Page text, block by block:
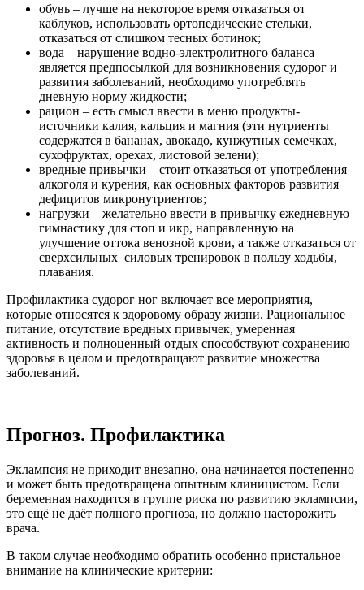
обувь – лучше на некоторое время отказаться от
каблуков, использовать ортопедические стельки,
отказаться от слишком тесных ботинок;
вода – нарушение водно-электролитного баланса
является предпосылкой для возникновения судорог и
развития заболеваний, необходимо употреблять
дневную норму жидкости;
рацион – есть смысл ввести в меню продукты-
источники калия, кальция и магния (эти нутриенты
содержатся в бананах, авокадо, кунжутных семечках,
сухофруктах, орехах, листовой зелени);
вредные привычки – стоит отказаться от употребления
алкоголя и курения, как основных факторов развития
дефицитов микронутриентов;
нагрузки – желательно ввести в привычку ежедневную
гимнастику для стоп и икр, направленную на
улучшение оттока венозной крови, а также отказаться от
сверхсильных силовых тренировок в пользу ходьбы,
плавания.
Профилактика судорог ног включает все мероприятия,
которые относятся к здоровому образу жизни. Рациональное
питание, отсутствие вредных привычек, умеренная
активность и полноценный отдых способствуют сохранению
здоровья в целом и предотвращают развитие множества
заболеваний.
Прогноз. Профилактика
Эклампсия не приходит внезапно, она начинается постепенно
и может быть предотвращена опытным клиницистом. Если
беременная находится в группе риска по развитию эклампсии,
это ещё не даёт полного прогноза, но должно насторожить
врача.
В таком случае необходимо обратить особенно пристальное
внимание на клинические критерии: